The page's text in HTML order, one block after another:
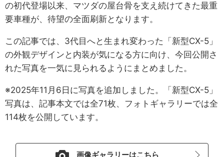
の初代登場以来、マツダの屋台骨を支え続けてきた最重
要車種が、待望の全面刷新となります。
この記事では、3代目へと生まれ変わった「新型CX-5」
の外観デザインと内装が気になる方に向け、今回公開さ
れた写真を一気に見られるようにまとめました。
※2025年11月6日に写真を追加しました。「新型CX-5」
写真は、記事本文では全71枚、フォトギャラリーでは全
114枚を公開しています。
画像ギャラリーはこちら